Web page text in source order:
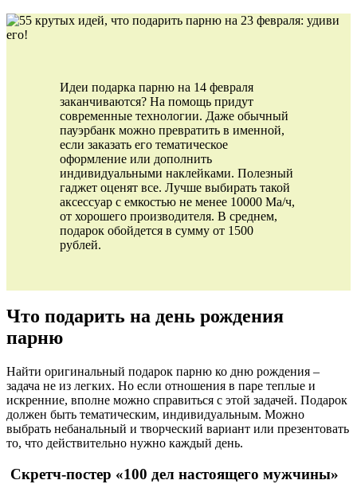
Идеи подарка парню на 14 февраля
заканчиваются? На помощь придут
современные технологии. Даже обычный
пауэрбанк можно превратить в именной,
если заказать его тематическое
оформление или дополнить
индивидуальными наклейками. Полезный
гаджет оценят все. Лучше выбирать такой
аксессуар с емкостью не менее 10000 Ма/ч,
от хорошего производителя. В среднем,
подарок обойдется в сумму от 1500
рублей.
Что подарить на день рождения
парню
Найти оригинальный подарок парню ко дню рождения –
задача не из легких. Но если отношения в паре теплые и
искренние, вполне можно справиться с этой задачей. Подарок
должен быть тематическим, индивидуальным. Можно
выбрать небанальный и творческий вариант или презентовать
то, что действительно нужно каждый день.
Скретч-постер «100 дел настоящего мужчины»